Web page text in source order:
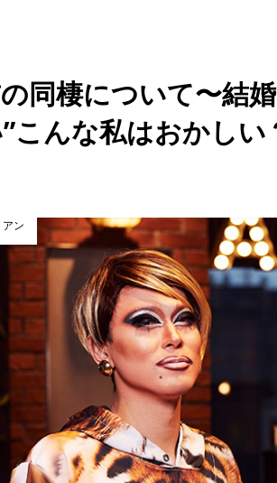
同棲について〜結
こんな私はおかしい
ン